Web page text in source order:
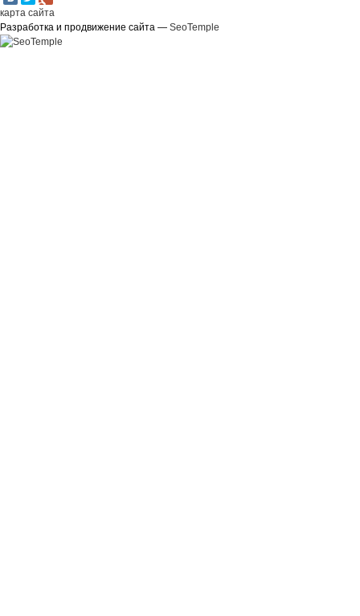
карта сайта
Разработка и продвижение сайта — SeoTemple